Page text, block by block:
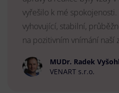
vyřešilo k mé
vyhovující, stabilní,
na pozitivním vnímání naší
MUDr. Radek
VENART s.r.o.